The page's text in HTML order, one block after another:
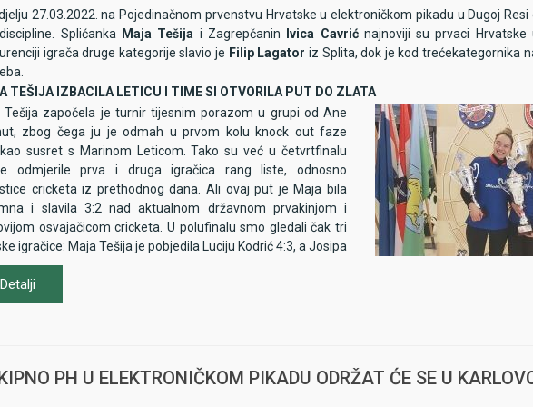
27.03.2022. na Pojedinačnom prvenstvu Hrvatske u elektroničkom pikadu u Dugoj
Splićanka
Maja Tešija i Zagrepčanin Ivica Cavrićnajnoviji su prvaci Hrvatske
igrača druge kategorije slavio je Filip Lagator iz Splita, dok je kod trećekategornika
TEŠIJA IZBACILA LETICU I TIME SI OTVORILA PUT DO ZLATA
Tešija započela je turnir tijesnim porazom u grupi od Ane
zbog čega ju je odmah u prvom kolu knock out faze
susret s Marinom Leticom. Tako su već u četvrtfinalu
odmjerile prva i druga igračica rang liste, odnosno
cricketa iz prethodnog dana. Ali ovaj put je Maja bila
i slavila 3:2 nad aktualnom državnom prvakinjom i
osvajačicom cricketa. U polufinalu smo gledali čak tri
igračice: Maja Tešija je pobjedila Luciju Kodrić 4:3, a Josipa
Anu Mamut 4:1. Ana Mamut je 3. mjesto osvojila pobjedom
Kodrić 5:2, a Maja Tešija se okrunila titulom seniorske
pobjedom nad svojom ekipnom suigračicom Josipom
2. Josipa Brzić
Detalji
PH U ELEKTRONIČKOM PIKADU ODRŽAT ĆE SE U